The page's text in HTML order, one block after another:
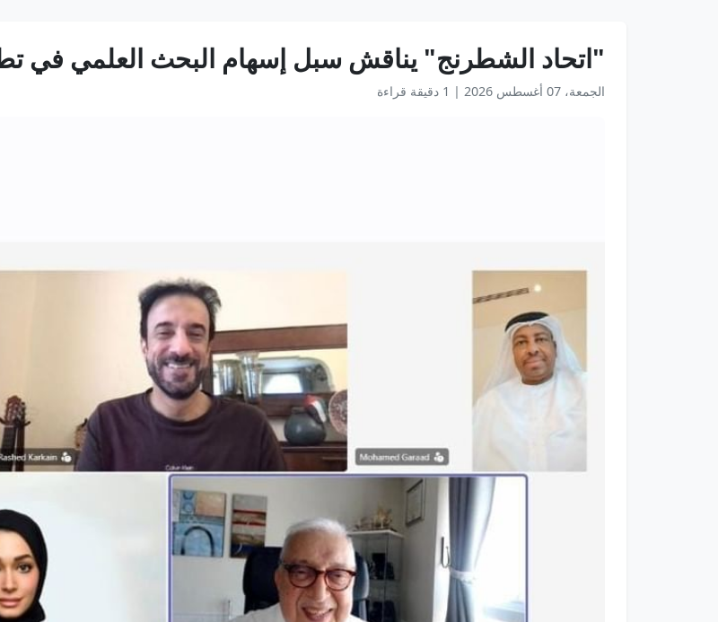
"اتحاد الشطرنج" يناقش سبل إسهام البحث العلمي في
الجمعة، 07 أغسطس 2026 | 1 دقيقة قراءة